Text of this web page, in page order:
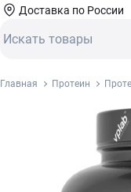
Доставка по России
Главная Протеин